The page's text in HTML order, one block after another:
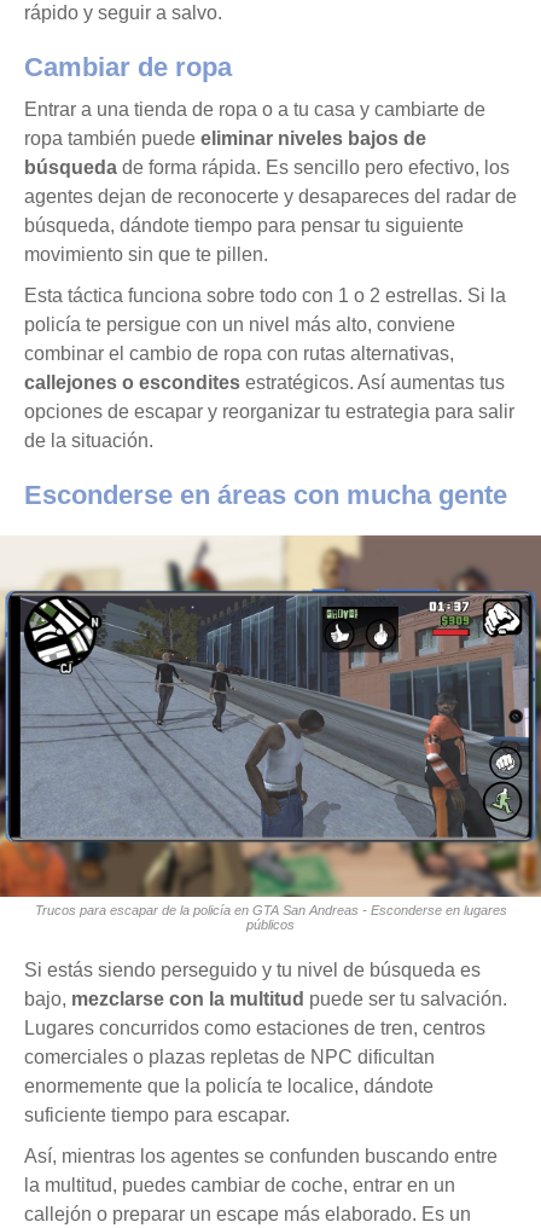
rápido y seguir a salvo.
Cambiar de ropa
Entrar a una tienda de ropa o a tu casa y cambiarte de
ropa también puede eliminar niveles bajos de
búsqueda de forma rápida. Es sencillo pero efectivo, los
agentes dejan de reconocerte y desapareces del radar de
búsqueda, dándote tiempo para pensar tu siguiente
movimiento sin que te pillen.
Esta táctica funciona sobre todo con 1 o 2 estrellas. Si la
policía te persigue con un nivel más alto, conviene
combinar el cambio de ropa con rutas alternativas,
callejones o escondites estratégicos. Así aumentas tus
opciones de escapar y reorganizar tu estrategia para salir
de la situación.
Esconderse en áreas con mucha gente
Trucos para escapar de la policía en GTA San Andreas - Esconderse en lugares
públicos
Si estás siendo perseguido y tu nivel de búsqueda es
bajo, mezclarse con la multitud puede ser tu salvación.
Lugares concurridos como estaciones de tren, centros
comerciales o plazas repletas de NPC dificultan
enormemente que la policía te localice, dándote
suficiente tiempo para escapar.
Así, mientras los agentes se confunden buscando entre
la multitud, puedes cambiar de coche, entrar en un
callejón o preparar un escape más elaborado. Es un